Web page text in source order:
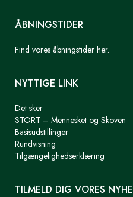
ÅBNINGSTIDER
Find vores åbningstider her.
NYTTIGE LINK
Det sker
STORT – Mennesket og Skoven
Basisudstillinger
Rundvisning
Tilgængelighedserklæring
TILMELD DIG VORES